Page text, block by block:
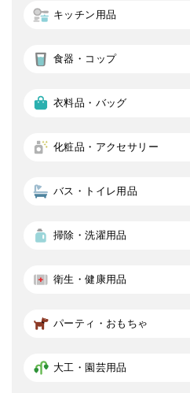
キッチン用品
食器・コップ
衣料品・バッグ
化粧品・アクセサリー
バス・トイレ用品
掃除・洗濯用品
衛生・健康用品
パーティ・おもちゃ
大工・園芸用品